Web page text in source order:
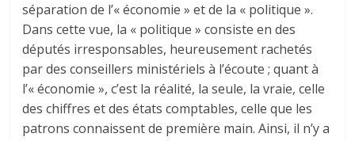
séparation de l’« économie » et de la « politique ».
Dans cette vue, la « politique » consiste en des
députés irresponsables, heureusement rachetés
par des conseillers ministériels à l’écoute ; quant à
l’« économie », c’est la réalité, la seule, la vraie, celle
des chiffres et des états comptables, celle que les
patrons connaissent de première main. Ainsi, il n’y a